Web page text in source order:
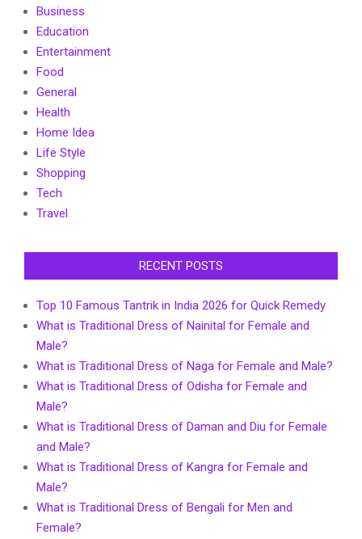
Business
Education
Entertainment
Food
General
Health
Home Idea
Life Style
Shopping
Tech
Travel
RECENT POSTS
Top 10 Famous Tantrik in India 2026 for Quick Remedy
What is Traditional Dress of Nainital for Female and
Male?
What is Traditional Dress of Naga for Female and Male?
What is Traditional Dress of Odisha for Female and
Male?
What is Traditional Dress of Daman and Diu for Female
and Male?
What is Traditional Dress of Kangra for Female and
Male?
What is Traditional Dress of Bengali for Men and
Female?